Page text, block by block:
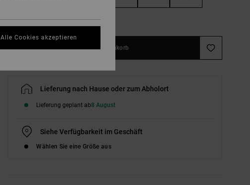
Größentabelle ansehen
In den Warenkorb
Lieferung nach Hause oder zum Abholort
Lieferung geplant ab8 August
Siehe Verfügbarkeit im Geschäft
Wählen Sie eine Größe aus
Alle Cookies akzeptieren